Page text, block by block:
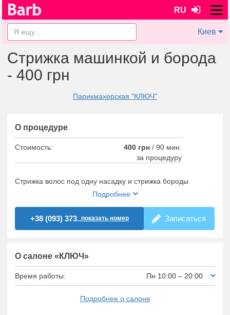
RU
Киев
Стрижка машинкой и борода
- 400 грн
Парикмахерская "КЛЮЧ"
О процедуре
Стоимость: 400 грн / 90 мин.
за процедуру
Стрижка волос под одну насадку и стрижка бороды
Подробнее
+38 (093) 373..показать номер Записаться
О салоне «КЛЮЧ»
Время работы: Пн 10:00 – 20:00
Подробнее о салоне